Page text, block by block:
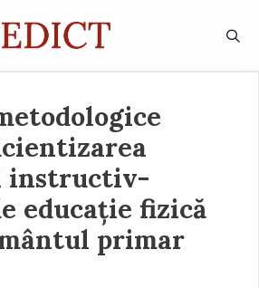
instructiv-
educație fizică
primar